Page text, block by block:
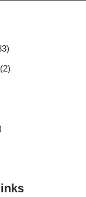
(2)